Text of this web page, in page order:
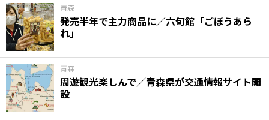
青森
発売半年で主力商品に／六旬館「ごぼうあら
れ」
青森
周遊観光楽しんで／青森県が交通情報サイト開
設